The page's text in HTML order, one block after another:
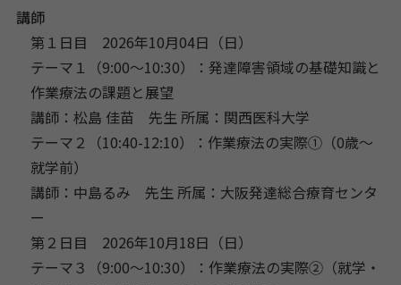
講師
第１日目 2026年10月04日（日）
テーマ１（9:00～10:30）：発達障害領域の基礎知識と
作業療法の課題と展望
講師：松島 佳苗 先生 所属：関西医科大学
テーマ２（10:40-12:10）：作業療法の実際①（0歳～
就学前）
講師：中島るみ 先生 所属：大阪発達総合療育センタ
ー
第２日目 2026年10月18日（日）
テーマ３（9:00～10:30）：作業療法の実際②（就学・